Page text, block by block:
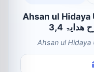
Ahsan ul Hidaya
ھدایۃ
Ahsan ul Hidaya